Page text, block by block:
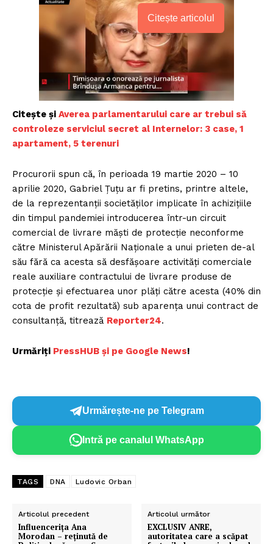
Citește articolul
Citește și Averea parlamentarului care ar trebui să
controleze serviciul secret al Internelor: 3 case, 1
apartament, 5 terenuri
Procurorii spun că, în perioada 19 martie 2020 – 10
aprilie 2020, Gabriel Ţuţu ar fi pretins, printre altele,
de la reprezentanţii societăţilor implicate în achiziţiile
din timpul pandemiei introducerea într-un circuit
comercial de livrare măşti de protecţie neconforme
către Ministerul Apărării Naţionale a unui prieten de-al
său fără ca acesta să desfăşoare activităţi comerciale
reale auxiliare contractului de livrare produse de
protecţie şi efectuarea unor plăţi către acesta (40% din
cota de profit rezultată) sub aparenţa unui contract de
consultanţă, titrează Reporter24.
Urmăriți PressHUB și pe Google News!
Urmărește-ne pe Telegram
Intră pe canalul WhatsApp
TAGS DNA Ludovic Orban
Articolul precedent
Influencerița Ana
Morodan – reținută de
Articolul următor
EXCLUSIV ANRE,
autoritatea care a scăpat